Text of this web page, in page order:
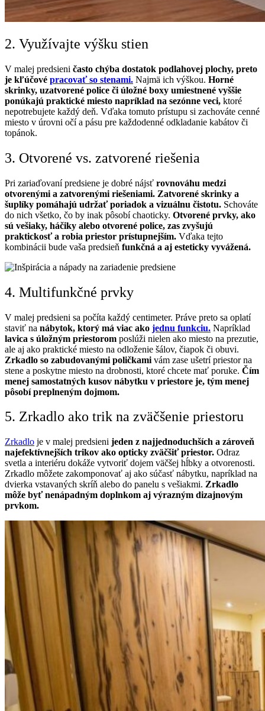
2. Využívajte výšku stien
V malej predsieni často chýba dostatok podlahovej plochy, preto
je kľúčové pracovať so stenami. Najmä ich výškou. Horné
skrinky, uzatvorené police či úložné boxy umiestnené vyššie
ponúkajú praktické miesto napríklad na sezónne veci, ktoré
nepotrebujete každý deň. Vďaka tomuto prístupu si zachováte cenné
miesto v úrovni očí a pásu pre každodenné odkladanie kabátov či
topánok.
3. Otvorené vs. zatvorené riešenia
Pri zariaďovaní predsiene je dobré nájsť rovnováhu medzi
otvorenými a zatvorenými riešeniami. Zatvorené skrinky a
šuplíky pomáhajú udržať poriadok a vizuálnu čistotu. Schováte
do nich všetko, čo by inak pôsobí chaoticky. Otvorené prvky, ako
sú vešiaky, háčiky alebo otvorené police, zas zvyšujú
praktickosť a robia priestor prístupnejším. Vďaka tejto
kombinácii bude vaša predsieň funkčná a aj esteticky vyvážená.
4. Multifunkčné prvky
V malej predsieni sa počíta každý centimeter. Práve preto sa oplatí
staviť na nábytok, ktorý má viac ako jednu funkciu. Napríklad
lavica s úložným priestorom poslúži nielen ako miesto na prezutie,
ale aj ako praktické miesto na odloženie šálov, čiapok či obuvi.
Zrkadlo so zabudovanými poličkami vám zase ušetrí priestor na
stene a poskytne miesto na drobnosti, ktoré chcete mať poruke. Čím
menej samostatných kusov nábytku v priestore je, tým menej
pôsobí preplneným dojmom.
5. Zrkadlo ako trik na zväčšenie priestoru
Zrkadlo je v malej predsieni jeden z najjednoduchších a zároveň
najefektívnejších trikov ako opticky zväčšiť priestor. Odraz
svetla a interiéru dokáže vytvoriť dojem väčšej hĺbky a otvorenosti.
Zrkadlo môžete zakomponovať aj ako súčasť nábytku, napríklad na
dvierka vstavaných skríň alebo do panelu s vešiakmi. Zrkadlo
môže byť nenápadným doplnkom aj výrazným dizajnovým
prvkom.